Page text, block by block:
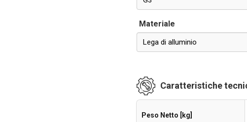
Materiale
Lega di alluminio
Caratteristiche
Peso Netto [kg]